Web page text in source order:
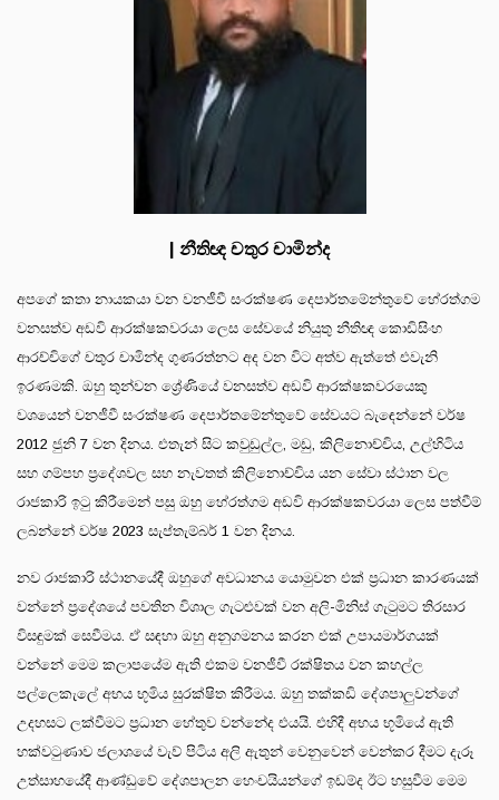
| නීතිඥ චතුර චාමින්ද
අපගේ කතා නායකයා වන වනජීවී සංරක්ෂණ දෙපාර්තමේන්තුවේ හේරත්ගම
වනසත්ව අඩවි ආරක්ෂකවරයා ලෙස සේවයේ නියුතු නීතිඥ කොඩිසිංහ
ආරච්චිගේ චතුර චාමින්ද ගුණරත්නට අද වන විට අත්ව ඇත්තේ එවැනි
ඉරණමකි. ඔහු තුන්වන ශ්‍රේණියේ වනසත්ව අඩවි ආරක්ෂකවරයෙකු
වශයෙන් වනජීවී සංරක්ෂණ දෙපාර්තමේන්තුවේ සේවයට බැඳෙන්නේ වර්ෂ
2012 ජුනි 7 වන දිනය. එතැන් සිට කවුඩුල්ල, මඩු, කිලිනොච්චිය, උල්හිටිය
සහ ගම්පහ ප්‍රදේශවල සහ නැවතත් කිලිනොච්චිය යන සේවා ස්ථාන වල
රාජකාරි ඉටු කිරීමෙන් පසු ඔහු හේරත්ගම අඩවි ආරක්ෂකවරයා ලෙස පත්වීම්
ලබන්නේ වර්ෂ 2023 සැප්තැම්බර් 1 වන දිනය.
නව රාජකාරි ස්ථානයේදී ඔහුගේ අවධානය යොමුවන එක් ප්‍රධාන කාරණයක්
වන්නේ ප්‍රදේශයේ පවතින විශාල ගැටළුවක් වන අලි-මිනිස් ගැටුමට තිරසාර
විසඳුමක් සෙවීමය. ඒ සඳහා ඔහු අනුගමනය කරන එක් උපායමාර්ගයක්
වන්නේ මෙම කලාපයේම ඇති එකම වනජීවී රක්ෂිතය වන කහල්ල
පල්ලෙකැලේ අභය භූමිය සුරක්ෂිත කිරීමය. ඔහු තක්කඩි දේශපාලුවන්ගේ
උදහසට ලක්වීමට ප්‍රධාන හේතුව වන්නේද එයයි. එහිදී අභය භූමියේ ඇති
හක්වටුණාව ජලාශයේ වැව් පිටිය අලි ඇතුන් වෙනුවෙන් වෙන්කර දීමට දැරූ
උත්සාහයේදී ආණ්ඩුවේ දේශපාලන හෙංචයියන්ගේ ඉඩම්ද ඊට හසුවීම මෙම